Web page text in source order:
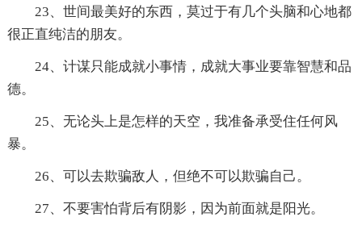
23、世间最美好的东西，莫过于有几个头脑和心地都
很正直纯洁的朋友。
24、计谋只能成就小事情，成就大事业要靠智慧和品
德。
25、无论头上是怎样的天空，我准备承受住任何风
暴。
26、可以去欺骗敌人，但绝不可以欺骗自己。
27、不要害怕背后有阴影，因为前面就是阳光。